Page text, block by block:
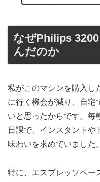
なぜPhilips
んだのか
私がこのマシンを購入し
に行く機会が減り、自宅
いと思ったからです。毎
日課で、インスタントや
味わいを求めていました。
特に、エスプレッソベー